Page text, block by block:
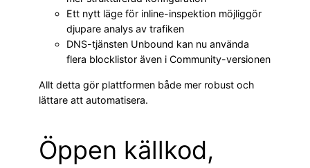
Ett nytt läge för inline-inspektion möjliggör
djupare analys av trafiken
DNS-tjänsten Unbound kan nu använda
flera blocklistor även i Community-versionen
Allt detta gör plattformen både mer robust och
lättare att automatisera.
Öppen källkod,